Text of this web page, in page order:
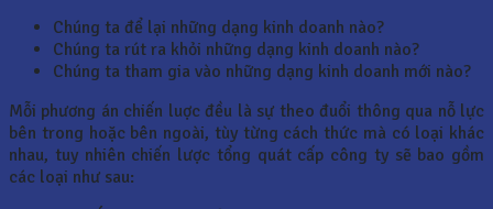
Chúng ta để lại những dạng kinh doanh nào?
Chúng ta rút ra khỏi những dạng kinh doanh nào?
Chúng ta tham gia vào những dạng kinh doanh mới nào?
Mỗi phương án chiến luợc đều là sự theo đuổi thông qua nỗ lực
bên trong hoặc bên ngoài, tùy từng cách thức mà có loại khác
nhau, tuy nhiên chiến lược tổng quát cấp công ty sẽ bao gồm
các loại như sau: